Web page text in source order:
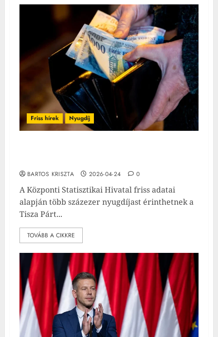
Friss hírek Nyugdíj
BARTOS KRISZTA 2026-04-24 0
A Központi Statisztikai Hivatal friss adatai
alapján több százezer nyugdíjast érinthetnek a
Tisza Párt...
TOVÁBB A CIKKRE